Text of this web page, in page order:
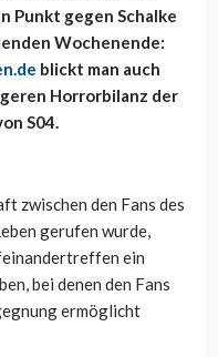
Punkt gegen Schalke
Wochenende:
blickt man auch
Horrorbilanz der
S04.
zwischen den Fans des
gerufen wurde,
ein
bei denen den Fans
ermöglicht